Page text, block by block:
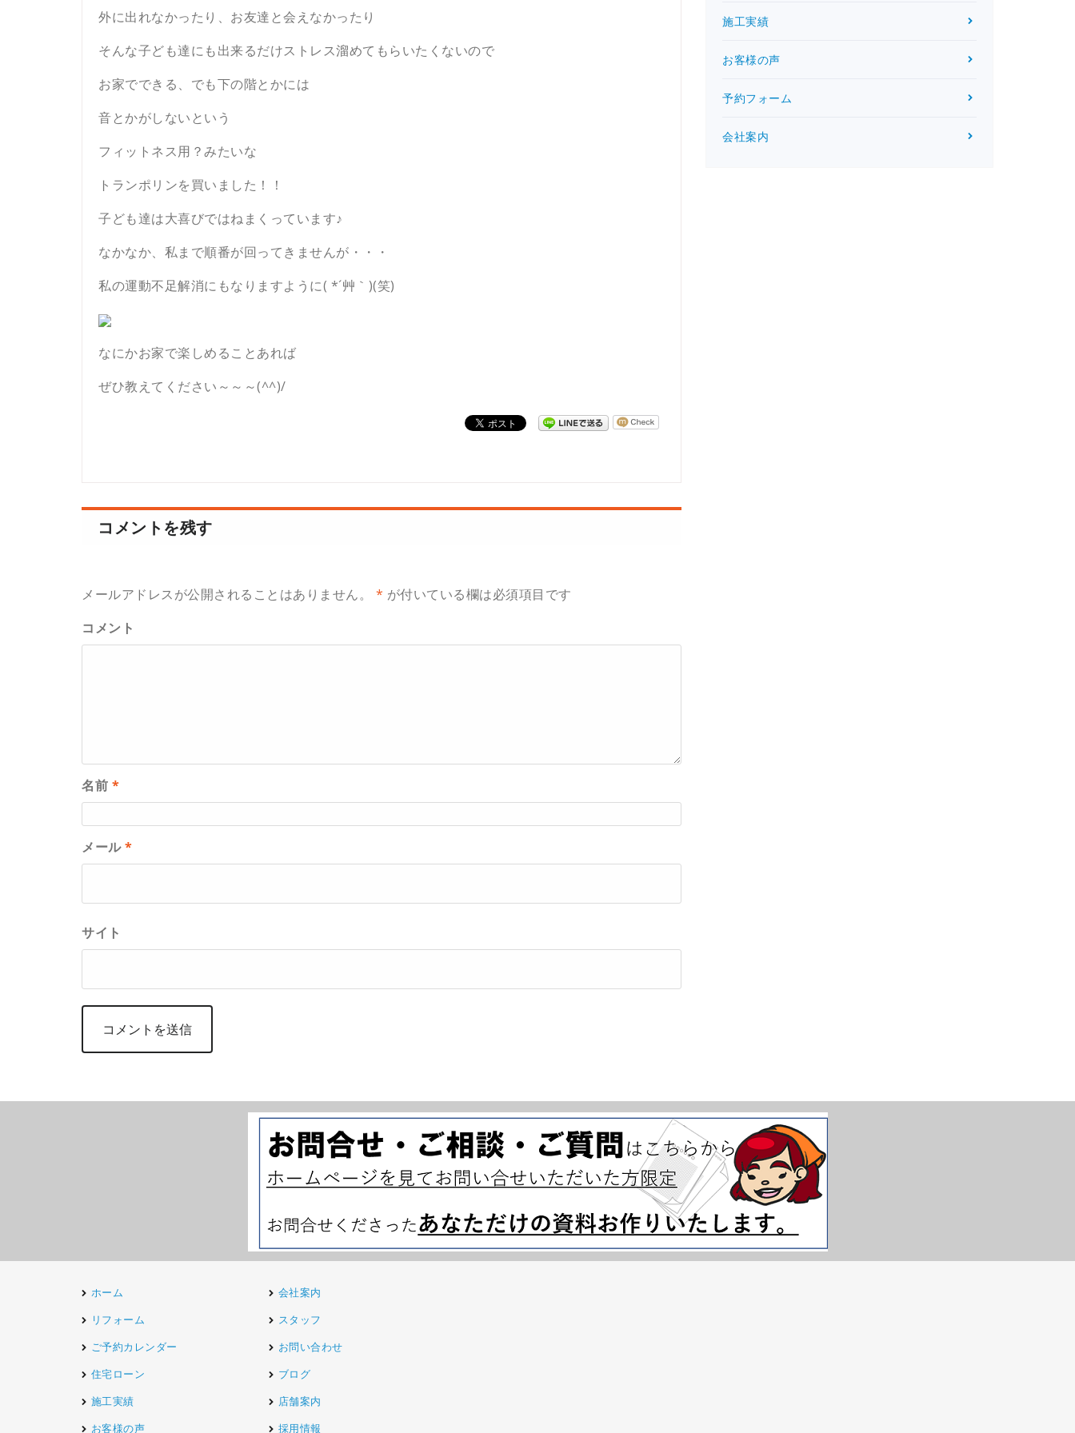
外に出れなかったり、お友達と会えなかったり
そんな子ども達にも出来るだけストレス溜めてもらいたくないので
お家でできる、でも下の階とかには
音とかがしないという
フィットネス用？みたいな
トランポリンを買いました！！
子ども達は大喜びではねまくっています♪
なかなか、私まで順番が回ってきませんが・・・
私の運動不足解消にもなりますように( *´艸｀)(笑)
なにかお家で楽しめることあれば
ぜひ教えてください～～～(^^)/
コメントを残す
メールアドレスが公開されることはありません。 * が付いている欄は必須項目です
コメント
名前 *
メール*
サイト
施工実績
お客様の声
予約フォーム
会社案内
ホーム
リフォーム
ご予約カレンダー
住宅ローン
施工実績
お客様の声
会社案内
スタッフ
お問い合わせ
ブログ
店舗案内
採用情報